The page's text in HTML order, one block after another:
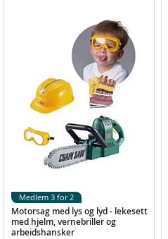
Motorsag med lys og lyd - lekesett
med hjelm, vernebriller og
arbeidshansker
Medlem 3 for 2